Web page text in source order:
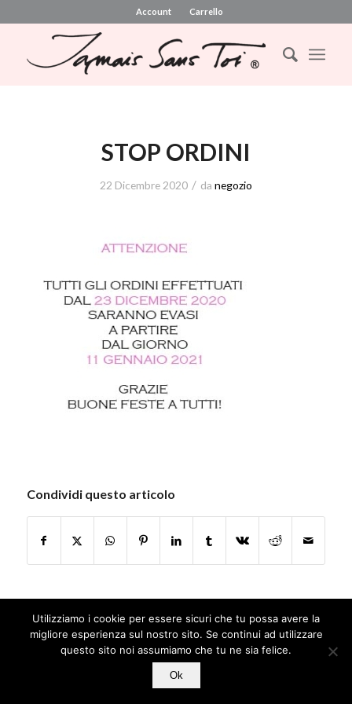
Account Carrello
STOP ORDINI
22 Dicembre 2020 / da negozio
Condividi questo articolo
Utilizziamo i cookie per essere sicuri che tu possa avere la
migliore esperienza sul nostro sito. Se continui ad utilizzare
questo sito noi assumiamo che tu ne sia felice.
Ok